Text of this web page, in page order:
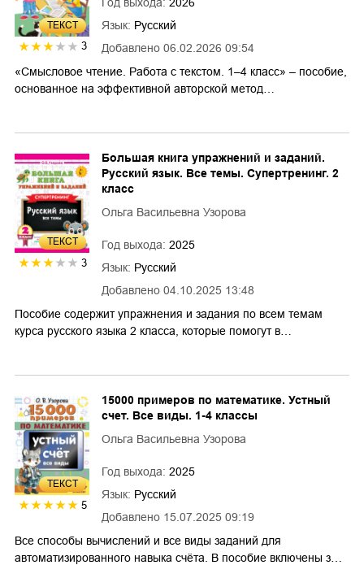
ТЕКСТ
3 Добавлено 06.02.2026 09:54
Язык: Русский
«Смысловое чтение. Работа с текстом. 1–4 класс» – пособие,
основанное на эффективной авторской метод…
ТЕКСТ
3
Добавлено 04.10.2025 13:48
Большая книга упражнений и заданий.
Русский язык. Все темы. Супертренинг. 2
класс
Ольга Васильевна Узорова
Год выхода: 2025
Язык: Русский
Пособие содержит упражнения и задания по всем темам
курса русского языка 2 класса, которые помогут в…
ТЕКСТ
5
Добавлено 15.07.2025 09:19
15000 примеров по математике. Устный
счет. Все виды. 1-4 классы
Ольга Васильевна Узорова
Год выхода: 2025
Язык: Русский
Все способы вычислений и все виды заданий для
автоматизированного навыка счёта. В пособие включены з…